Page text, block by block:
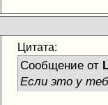
Цитата:
Сообщение от
Если это у